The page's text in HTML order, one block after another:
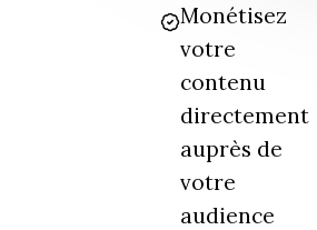
Monétisez
votre
contenu
directement
auprès de
votre
audience